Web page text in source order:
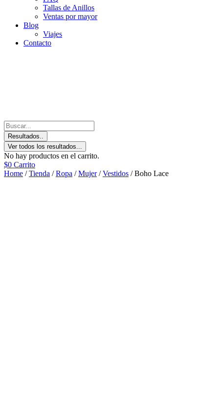
Tallas de Anillos
Ventas por mayor
Blog
Viajes
Contacto
Resultados..
Ver todos los resultados...
No hay productos en el carrito.
$0 Carrito
Home /Tienda /Ropa /Mujer/Vestidos / Boho Lace